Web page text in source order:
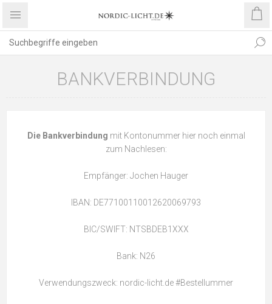
BANKVERBINDUNG
Die Bankverbindung mit Kontonummer hier noch einmal
zum Nachlesen:
Empfänger: Jochen Hauger
IBAN: DE77100110012620069793
BIC/SWIFT: NTSBDEB1XXX
Bank: N26
Verwendungszweck: nordic-licht.de #Bestellummer